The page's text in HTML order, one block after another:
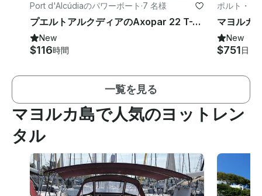
Port d'Alcúdiaのパワーボート ·7 名様
プエルトアルクディアのAxopar 22 T-Top-7名様定員ボートレンタル
New
$116時間
ポルト・ク
New
$751日
一覧を見る
マヨルカ島で人気のヨットレン
タル